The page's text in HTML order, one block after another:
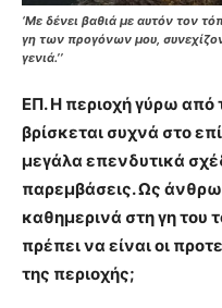
‘Με δένει βαθιά με αυτόν τον
γη των προγόνων μου,
γενιά.’’
ΕΠ. Η περιοχή γύρω από
βρίσκεται συχνά στο
μεγάλα επενδυτικά
παρεμβάσεις. Ως
καθημερινά στη γη του
πρέπει να είναι οι
της περιοχής;